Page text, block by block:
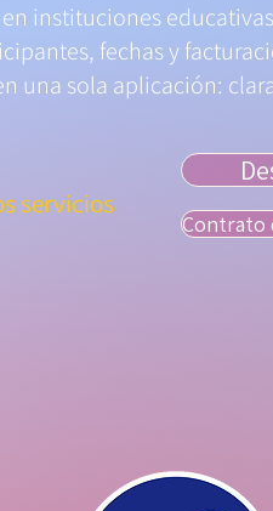
instituciones
fechas y
una sola aplicación:
servicios
Contrato